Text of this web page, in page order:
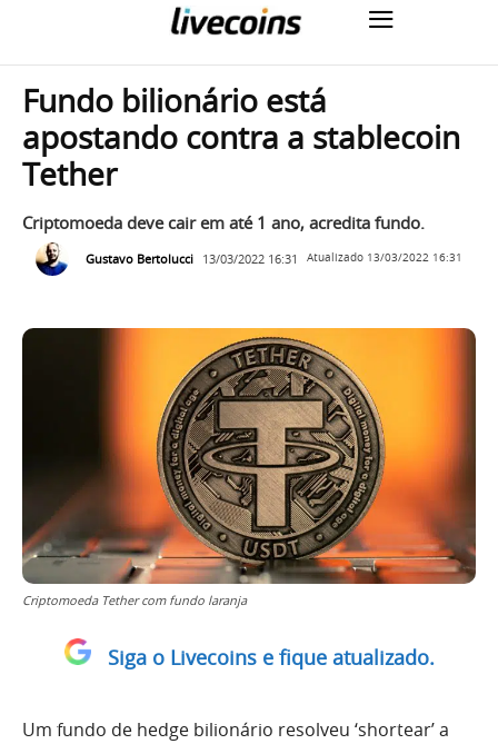
Fundo bilionário está
apostando contra a stablecoin
Tether
Criptomoeda deve cair em até 1 ano, acredita fundo.
Gustavo Bertolucci 13/03/2022 16:31 Atualizado 13/03/2022 16:31
Criptomoeda Tether com fundo laranja
Siga o Livecoins e fique atualizado.
Um fundo de hedge bilionário resolveu ‘shortear’ a